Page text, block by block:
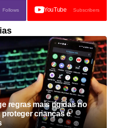
Follows YouTube Subscribers
regras mais rígidas no
proteger crianças e